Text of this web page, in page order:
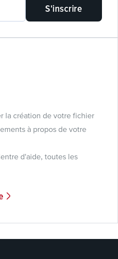
S'inscrire
la création de votre fichier
à propos de votre
d'aide, toutes les